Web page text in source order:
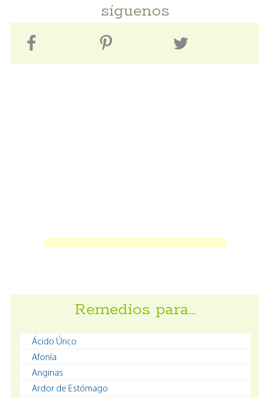
síguenos
Remedios para…
Ácido Úrico
Afonía
Anginas
Ardor de Estómago